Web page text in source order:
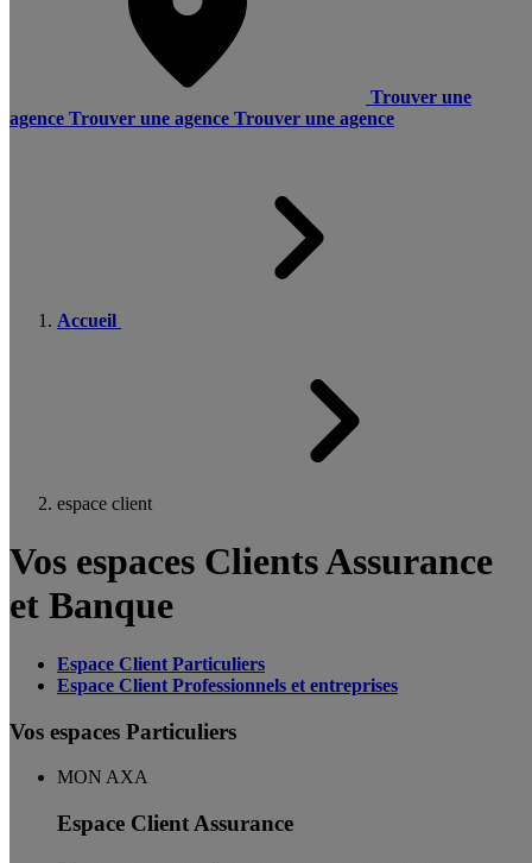
Trouver une
agence Trouver une agence Trouver une agence
Accueil
espace client
Vos espaces Clients Assurance
et Banque
Espace Client Particuliers
Espace Client Professionnels et entreprises
Vos espaces Particuliers
MON AXA
Espace Client Assurance